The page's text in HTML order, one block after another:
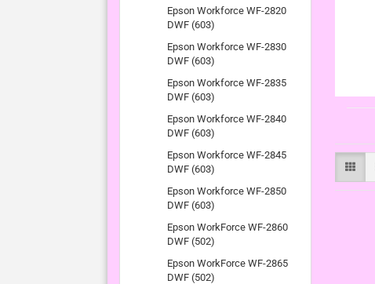
Epson Workforce WF-2820
DWF (603)
Epson Workforce WF-2830
DWF (603)
Epson Workforce WF-2835
DWF (603)
Epson Workforce WF-2840
DWF (603)
Epson Workforce WF-2845
DWF (603)
Epson Workforce WF-2850
DWF (603)
Epson WorkForce WF-2860
DWF (502)
Epson WorkForce WF-2865
DWF (502)